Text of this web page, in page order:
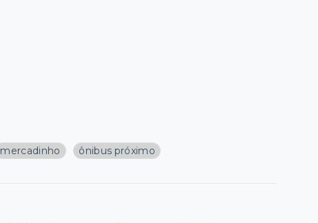
mercadinho ônibus próximo